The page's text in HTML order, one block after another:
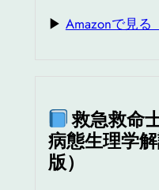
▶ Amazonで見る
救急救命
病態生理学
版）